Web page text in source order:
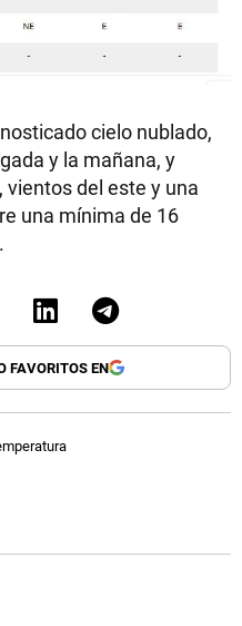
cielo nublado,
y la mañana, y
vientos del este y una
una mínima de 16
FAVORITOS EN